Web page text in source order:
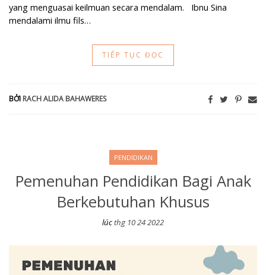
yang menguasai keilmuan secara mendalam. Ibnu Sina
mendalami ilmu fils…
TIẾP TỤC ĐỌC
BỞI RACH ALIDA BAHAWERES
PENDIDIKAN
Pemenuhan Pendidikan Bagi Anak
Berkebutuhan Khusus
lúcthg 10 24 2022
Pemenuhan Pendidikan Bagi Anak Berkebutuhan Khusus